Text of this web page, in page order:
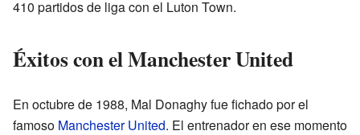
410 partidos de liga con el Luton Town.
Éxitos con el Manchester United
En octubre de 1988, Mal Donaghy fue fichado por el
famoso Manchester United. El entrenador en ese momento